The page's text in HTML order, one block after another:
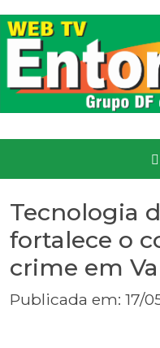
Tecnologia
fortalece o
crime em
Publicada em: 17/